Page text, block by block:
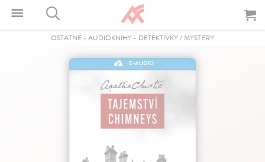
OSTATNÉ - AUDIOKNIHY - DETEKTÍVKY / MYSTERY
E-AUDIO